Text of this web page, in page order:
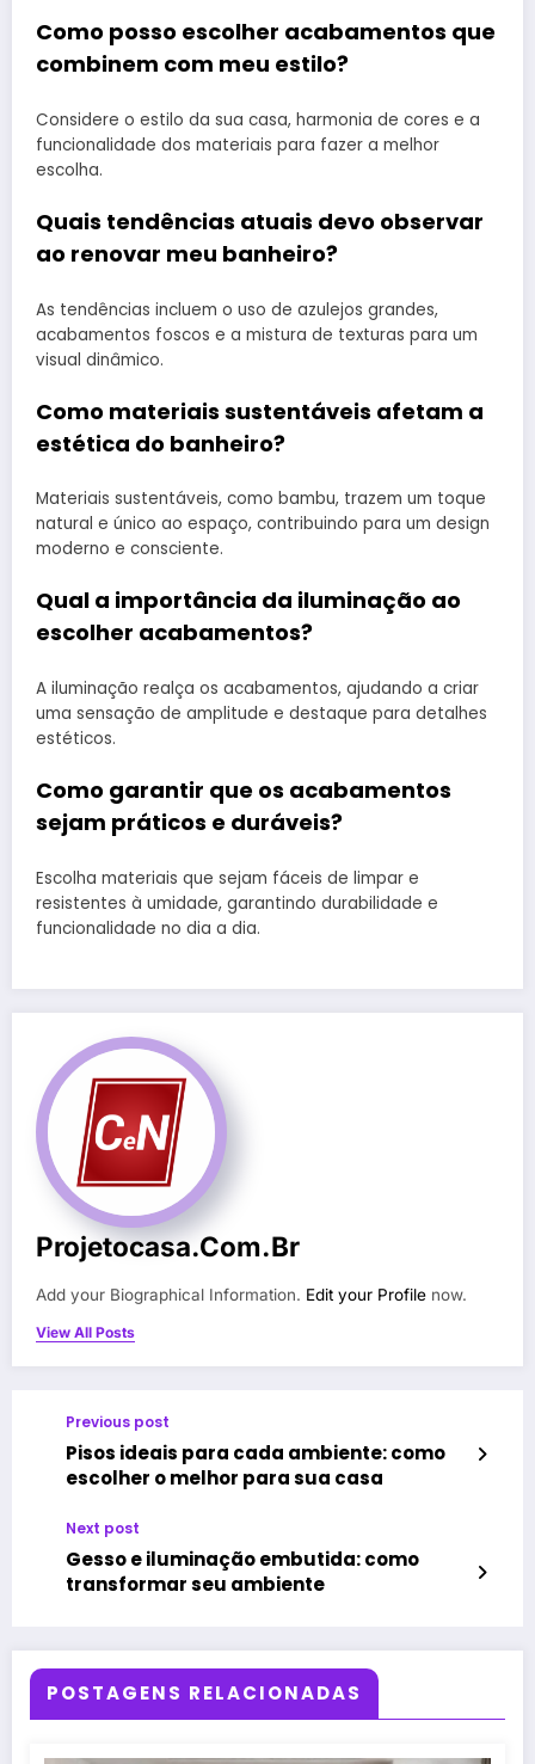
Como posso escolher acabamentos que
combinem com meu estilo?
Considere o estilo da sua casa, harmonia de cores e a
funcionalidade dos materiais para fazer a melhor
escolha.
Quais tendências atuais devo observar
ao renovar meu banheiro?
As tendências incluem o uso de azulejos grandes,
acabamentos foscos e a mistura de texturas para um
visual dinâmico.
Como materiais sustentáveis afetam a
estética do banheiro?
Materiais sustentáveis, como bambu, trazem um toque
natural e único ao espaço, contribuindo para um design
moderno e consciente.
Qual a importância da iluminação ao
escolher acabamentos?
A iluminação realça os acabamentos, ajudando a criar
uma sensação de amplitude e destaque para detalhes
estéticos.
Como garantir que os acabamentos
sejam práticos e duráveis?
Escolha materiais que sejam fáceis de limpar e
resistentes à umidade, garantindo durabilidade e
funcionalidade no dia a dia.
Projetocasa.com.br
Add your Biographical Information. Edit your Profile now.
View All Posts
Previous post
Pisos ideais para cada ambiente: como
escolher o melhor para sua casa
Next post
Gesso e iluminação embutida: como
transformar seu ambiente
POSTAGENS RELACIONADAS